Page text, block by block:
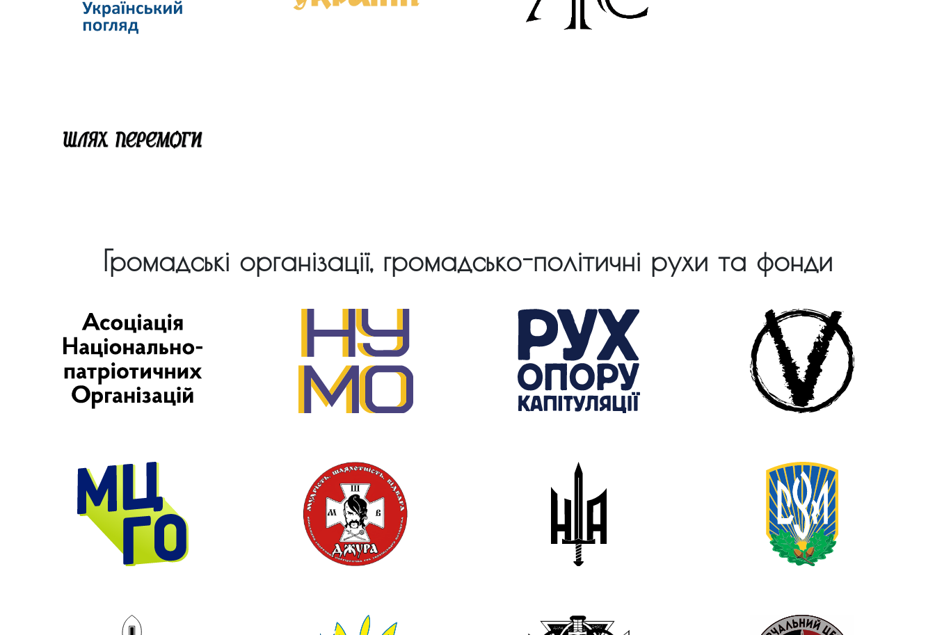
Громадські організації, громадсько-політичні рухи та фонди